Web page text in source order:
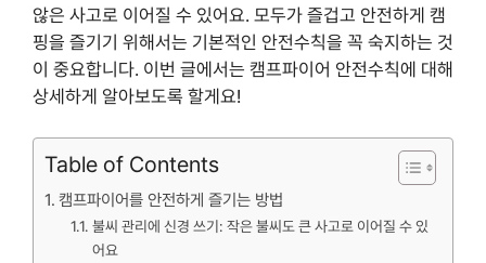
않은 사고로 이어질 수 있어요. 모두가 즐겁고 안전하게 캠
핑을 즐기기 위해서는 기본적인 안전수칙을 꼭 숙지하는 것
이 중요합니다. 이번 글에서는 캠프파이어 안전수칙에 대해
상세하게 알아보도록 할게요!
Table of Contents
캠프파이어를 안전하게 즐기는 방법
불씨 관리에 신경 쓰기: 작은 불씨도 큰 사고로 이어질 수 있
어요